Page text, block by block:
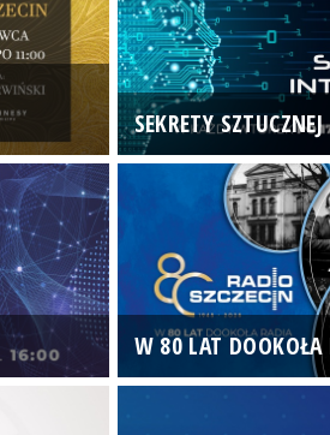
SEKRETY
W 80 LAT DOOKOŁA